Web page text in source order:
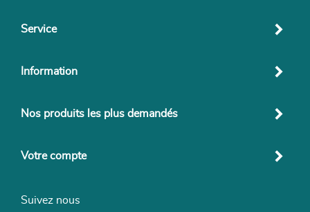
Service
Information
Nos produits les plus demandés
Votre compte
Suivez nous